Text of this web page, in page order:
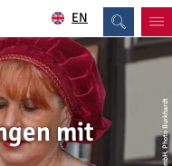
EN
mit